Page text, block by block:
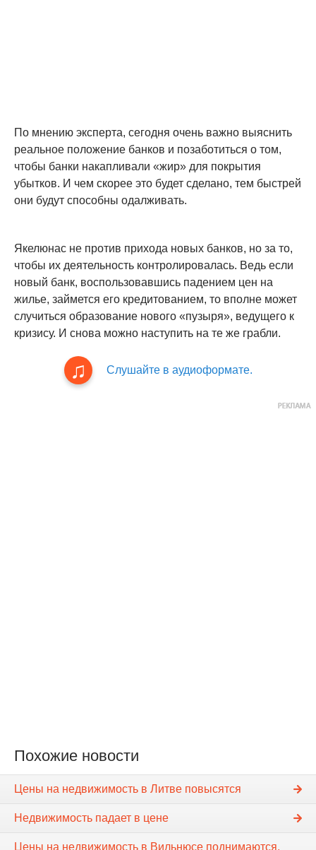
По мнению эксперта, сегодня очень важно выяснить
реальное положение банков и позаботиться о том,
чтобы банки накапливали «жир» для покрытия
убытков. И чем скорее это будет сделано, тем быстрей
они будут способны одалживать.
Якелюнас не против прихода новых банков, но за то,
чтобы их деятельность контролировалась. Ведь если
новый банк, воспользовавшись падением цен на
жилье, займется его кредитованием, то вполне может
случиться образование нового «пузыря», ведущего к
кризису. И снова можно наступить на те же грабли.
Слушайте в аудиоформате.
Похожие новости
Цены на недвижимость в Литве повысятся
Недвижимость падает в цене
Цены на недвижимость в Вильнюсе поднимаются,